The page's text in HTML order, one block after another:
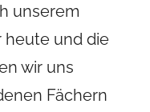
unserem
heute und die
wir uns
Fächern